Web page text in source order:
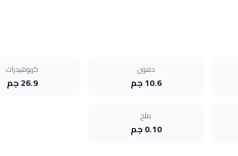
دهون
10.6 جم
كربوهيدرات
26.9 جم
ملح
0.10 جم